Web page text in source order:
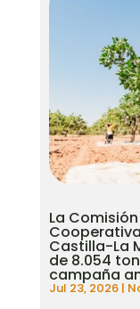
La
Castilla-La
de 8.054
campaña
Jul 23, 2026|